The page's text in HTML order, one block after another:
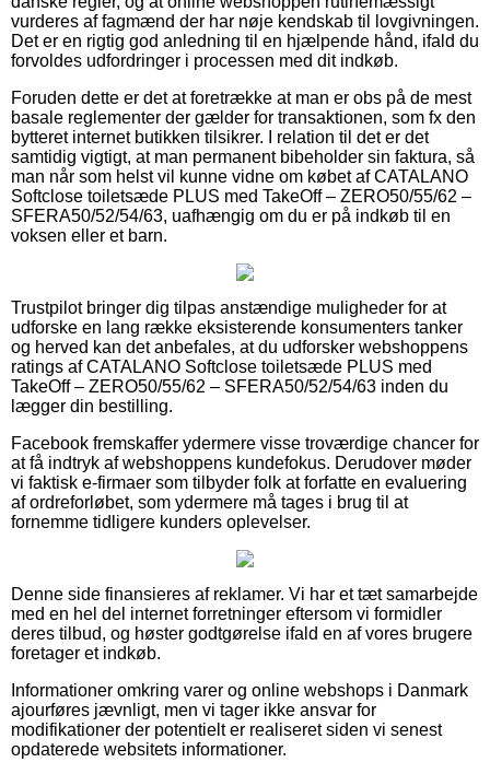
vurderes af fagmænd der har nøje kendskab til lovgivningen.
Det er en rigtig god anledning til en hjælpende hånd, ifald du
forvoldes udfordringer i processen med dit indkøb.
Foruden dette er det at foretrække at man er obs på de mest
basale reglementer der gælder for transaktionen, som fx den
bytteret internet butikken tilsikrer. I relation til det er det
samtidig vigtigt, at man permanent bibeholder sin faktura, så
man når som helst vil kunne vidne om købet af CATALANO
Softclose toiletsæde PLUS med TakeOff – ZERO50/55/62 –
SFERA50/52/54/63, uafhængig om du er på indkøb til en
voksen eller et barn.
Trustpilot bringer dig tilpas anstændige muligheder for at
udforske en lang række eksisterende konsumenters tanker
og herved kan det anbefales, at du udforsker webshoppens
ratings af CATALANO Softclose toiletsæde PLUS med
TakeOff – ZERO50/55/62 – SFERA50/52/54/63 inden du
lægger din bestilling.
Facebook fremskaffer ydermere visse troværdige chancer for
at få indtryk af webshoppens kundefokus. Derudover møder
vi faktisk e-firmaer som tilbyder folk at forfatte en evaluering
af ordreforløbet, som ydermere må tages i brug til at
fornemme tidligere kunders oplevelser.
Denne side finansieres af reklamer. Vi har et tæt samarbejde
med en hel del internet forretninger eftersom vi formidler
deres tilbud, og høster godtgørelse ifald en af vores brugere
foretager et indkøb.
Informationer omkring varer og online webshops i Danmark
ajourføres jævnligt, men vi tager ikke ansvar for
modifikationer der potentielt er realiseret siden vi senest
opdaterede websitets informationer.